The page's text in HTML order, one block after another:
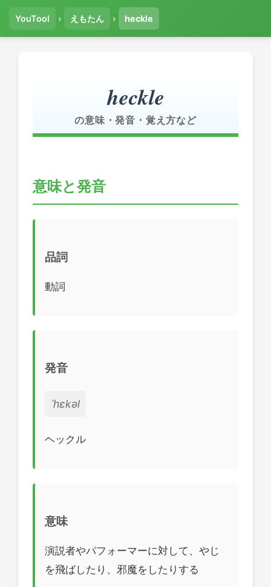
YouTool › えもたん › heckle
heckle
の意味・発音・覚え方など
意味と発音
品詞
動詞
発音
ˈhɛkəl
ヘックル
意味
演説者やパフォーマーに対して、やじ
を飛ばしたり、邪魔をしたりする